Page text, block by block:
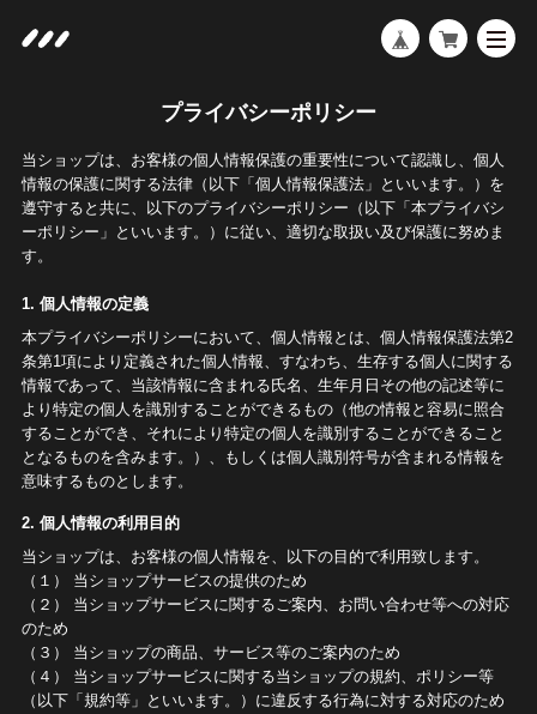
プライバシーポリシー
当ショップは、お客様の個人情報保護の重要性について認識し、個人
情報の保護に関する法律（以下「個人情報保護法」といいます。）を
遵守すると共に、以下のプライバシーポリシー（以下「本プライバシ
ーポリシー」といいます。）に従い、適切な取扱い及び保護に努めま
す。
1. 個人情報の定義
本プライバシーポリシーにおいて、個人情報とは、個人情報保護法第2
条第1項により定義された個人情報、すなわち、生存する個人に関する
情報であって、当該情報に含まれる氏名、生年月日その他の記述等に
より特定の個人を識別することができるもの（他の情報と容易に照合
することができ、それにより特定の個人を識別することができること
となるものを含みます。）、もしくは個人識別符号が含まれる情報を
意味するものとします。
2. 個人情報の利用目的
当ショップは、お客様の個人情報を、以下の目的で利用致します。
（１） 当ショップサービスの提供のため
（２） 当ショップサービスに関するご案内、お問い合わせ等への対応
のため
（３） 当ショップの商品、サービス等のご案内のため
（４） 当ショップサービスに関する当ショップの規約、ポリシー等
（以下「規約等」といいます。）に違反する行為に対する対応のため